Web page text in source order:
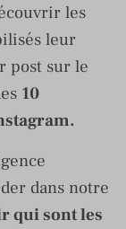
les
leur
post sur le
10
dans notre
qui sont les